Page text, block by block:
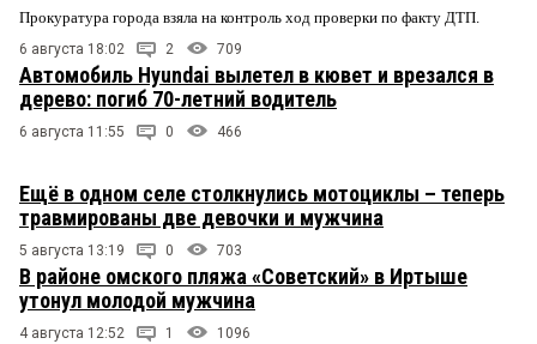
Прокуратура города взяла на контроль ход проверки по факту ДТП.
6 августа 18:02 2 709
Автомобиль Hyundai вылетел в кювет и врезался в
дерево: погиб 70-летний водитель
6 августа 11:55 0 466
Ещё в одном селе столкнулись мотоциклы – теперь
травмированы две девочки и мужчина
5 августа 13:19 0 703
В районе омского пляжа «Советский» в Иртыше
утонул молодой мужчина
4 августа 12:52 1 1096